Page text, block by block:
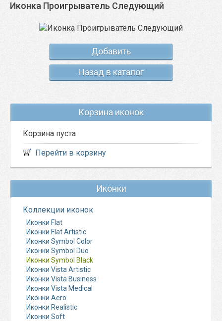
Иконка Проигрыватель Следующий
Добавить
Назад в каталог
Корзина иконок
Корзина пуста
Перейти в корзину
Иконки
Коллекции иконок
Иконки Flat
Иконки Flat Artistic
Иконки Symbol Color
Иконки Symbol Duo
Иконки Symbol Black
Иконки Vista Artistic
Иконки Vista Business
Иконки Vista Medical
Иконки Aero
Иконки Realistic
Иконки Soft